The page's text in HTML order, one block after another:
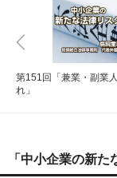
第151回「兼業・副業
れ」
「中小企業の新